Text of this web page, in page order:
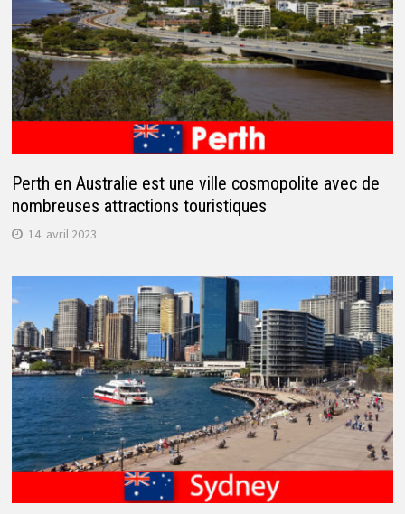
Perth en Australie est une ville cosmopolite avec de
nombreuses attractions touristiques
14. avril 2023